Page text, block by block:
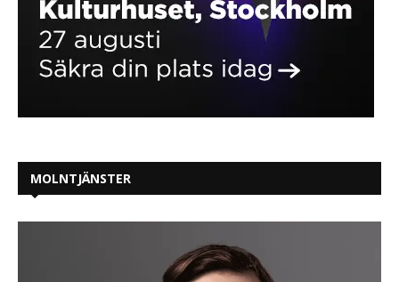
MOLNTJÄNSTER